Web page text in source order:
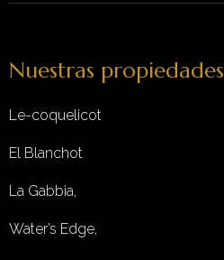
Nuestras propiedades
Le-coquelicot
El Blanchot
La Gabbia,
Water’s Edge,